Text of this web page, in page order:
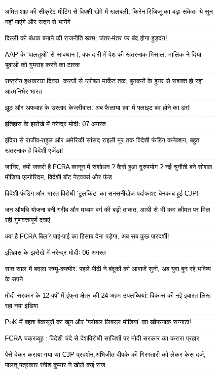
अमित शाह की सीक्रेट मीटिंग से विपक्षी खेमे में खलबली, किरेन रिजिजू का बड़ा संकेत- ये सुन
नहीं पाएंगे और सदन से भागेंगे
दिल्ली को बंधक बनाने की राजनीति खत्म: जंतर-मंतर पर बंद होगा हुड़दंग!
AAP के ‘पालतुओं’ से सावधान !, वफादारी में पेश की खतरनाक मिसाल, मालिक ने दिया
युवाओं को गुमराह करने का टास्क
राष्ट्रीय हथकरघा दिवस: करघों से ग्लोबल मार्केट तक, बुनकरों के हुनर से सशक्त हो रहा
आत्मनिर्भर भारत
झूठ और अफवाह के उस्ताद केजरीवाल: अब फैलाया हवा में फ्लाइट बंद होने का डर!
इतिहास के झरोखे में नरेन्द्र मोदीः 07 अगस्त
इंदिरा से राजीव-राहुल और अमेरिकी सांसद राइली मूर तक विदेशी फंडिंग कनेक्शन, बहुत
खतरनाक है विदेशी एजेंडा!
जानिए, क्यों जरूरी है FCRA कानून में संशोधन ? कैसे हुआ दुरुपयोग ? नई चुनौती बने सोशल
मीडिया एल्गोरिदम, विदेशी बॉट नेटवर्क्स और फंड
विदेशी फंडिंग और भारत विरोधी ‘टूलकिट’ का सनसनीखेज पर्दाफाश: बेनकाब हुई CJP!
जन औषधि योजना बनी गरीब और मध्यम वर्ग की बड़ी ताकत, आधी से भी कम कीमत पर मिल
रही गुणवत्तापूर्ण दवाएं
क्या है FCRA बिल? पाई-पाई का हिसाब देना पड़ेगा, अब सब कुछ पारदर्शी!
इतिहास के झरोखे में नरेन्द्र मोदीः 06 अगस्त
सात साल में बदला जम्मू-कश्मीर: पहले पीढ़ी ने बंदूकों की आवाजें सुनी, अब युवा बुन रहे भविष्य
के सपने
मोदी सरकार के 12 वर्षों में इंफ्रा क्षेत्र की 24 अहम उपलब्धियां: विकास की नई इबारत लिख
रहा नया इंडिया
PoK में बहता बेकसूरों का खून और ‘ग्लोबल लिबरल मीडिया’ का खौफनाक सन्नाटा!
FCRA चक्रव्यूह : विदेशी चंदे से देशविरोधी साजिशों पर मोदी सरकार का करारा प्रहार
पैसे देकर कराया गया था CJP प्रदर्शन,अभिजीत दीपके की गिरफ्तारी को लेकर केस दर्ज,
पालतू पत्रकार रवीश कुमार ने खोले कई राज